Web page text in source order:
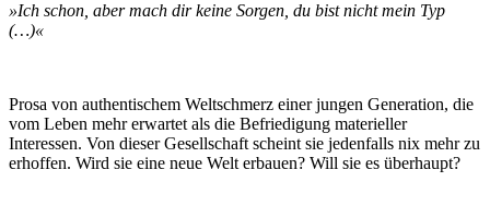
»Ich schon, aber mach dir keine Sorgen, du bist nicht mein Typ
(…)«
Prosa von authentischem Weltschmerz einer jungen Generation, die
vom Leben mehr erwartet als die Befriedigung materieller
Interessen. Von dieser Gesellschaft scheint sie jedenfalls nix mehr zu
erhoffen. Wird sie eine neue Welt erbauen? Will sie es überhaupt?